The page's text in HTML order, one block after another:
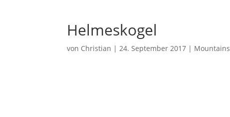
Helmeskogel
von Christian |24. September 2017 | Mountains